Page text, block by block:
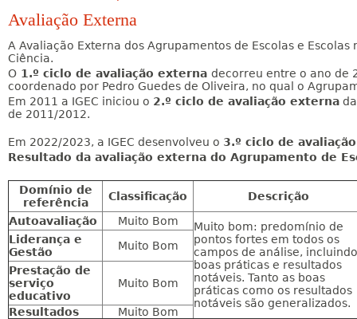
Avaliação Externa
A Avaliação Externa dos Agrupamentos de Escolas e
Ciência.
O 1.º ciclo de avaliação externa decorreu entre o ano de
coordenado por Pedro Guedes de Oliveira, no qual o
Em 2011 a IGEC iniciou o 2.º ciclo de avaliação externa
de 2011/2012.
Em 2022/2023, a IGEC desenvolveu o 3.º ciclo de
Resultado da avaliação externa do Agrupamento de
Domínio de
referência
Classificação
Descrição
Autoavaliação
Muito Bom
Muito bom: predomínio de
pontos fortes em todos os
campos de análise, incluindo
boas práticas e resultados
notáveis. Tanto as boas
práticas como os resultados
notáveis são generalizados.
Liderança e
Gestão
Muito Bom
Prestação de
serviço
educativo
Muito Bom
Resultados Muito Bom